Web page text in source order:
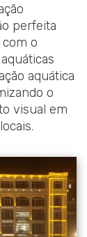
perfeita
o
aquática
o
visual em